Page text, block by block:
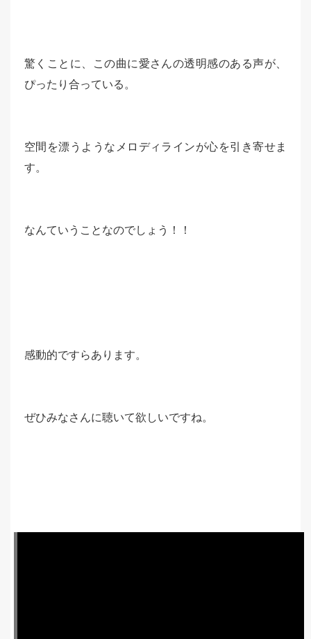
驚くことに、この曲に愛さんの透明感のある声が、
ぴったり合っている。
空間を漂うようなメロディラインが心を引き寄せま
す。
なんていうことなのでしょう！！
感動的ですらあります。
ぜひみなさんに聴いて欲しいですね。